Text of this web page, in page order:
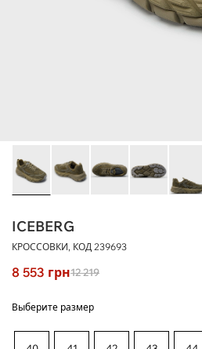
ICEBERG
КРОССОВКИ, КОД 239693
8 553 грн12 219
Выберите размер